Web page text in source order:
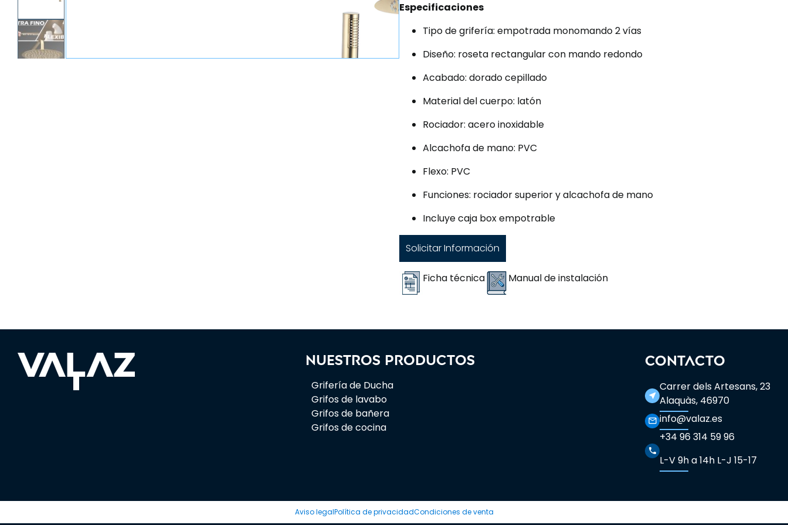
Especificaciones
Tipo de grifería: empotrada monomando 2 vías
Diseño: roseta rectangular con mando redondo
Acabado: dorado cepillado
Material del cuerpo: latón
Rociador: acero inoxidable
Alcachofa de mano: PVC
Flexo: PVC
Funciones: rociador superior y alcachofa de mano
Incluye caja box empotrable
Solicitar Información
Ficha técnica Manual de instalación
Nuestros productos
Grifería de Ducha
Grifos de lavabo
Grifos de bañera
Grifos de cocina
CONTACTO
near_me
Carrer dels Artesans, 23
Alaquàs, 46970
mail_outline info@valaz.es
phone
+34 96 314 59 96
L-V 9h a 14h L-J 15-17
Aviso legalPolítica de privacidadCondiciones de venta